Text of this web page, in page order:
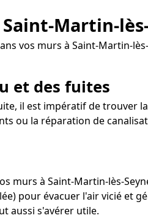
Martin-
vos murs à Saint-Martin-
et des fuites
il est impératif de trouver
ou la réparation de
murs à Saint-Martin-lès-
pour évacuer l'air vicié et
aussi s'avérer utile.